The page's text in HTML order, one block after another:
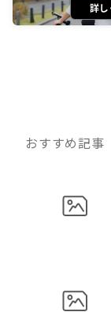
詳し
おすすめ記事